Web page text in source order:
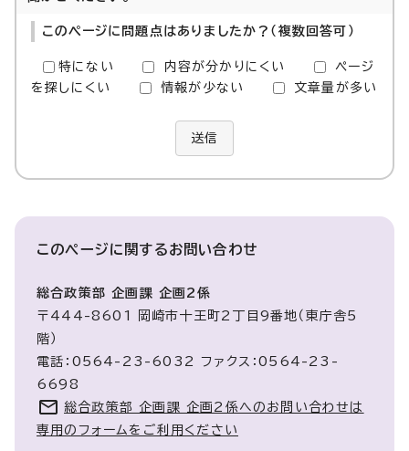
このページに問題点はありましたか？（複数回答可）
特にない 内容が分かりにくい
ページ
を探しにくい
情報が少ない 文章量が多い
送信
このページに関するお問い合わせ
総合政策部 企画課 企画2係
〒444-8601 岡崎市十王町2丁目9番地（東庁舎5
階）
電話：0564-23-6032 ファクス：0564-23-
6698
総合政策部 企画課 企画2係へのお問い合わせは
専用のフォームをご利用ください